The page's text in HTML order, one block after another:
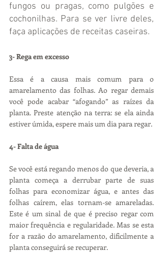
fungos ou pragas, como pulgões e
cochonilhas. Para se ver livre deles,
faça aplicações de receitas caseiras.
3- Rega em excesso
Essa é a causa mais comum para o
amarelamento das folhas. Ao regar demais
você pode acabar “afogando” as raízes da
planta. Preste atenção na terra: se ela ainda
estiver úmida, espere mais um dia para regar.
4- Falta de água
Se você está regando menos do que deveria, a
planta começa a derrubar parte de suas
folhas para economizar água, e antes das
folhas caírem, elas tornam-se amareladas.
Este é um sinal de que é preciso regar com
maior frequência e regularidade. Mas se esta
for a razão do amarelamento, dificilmente a
planta conseguirá se recuperar.